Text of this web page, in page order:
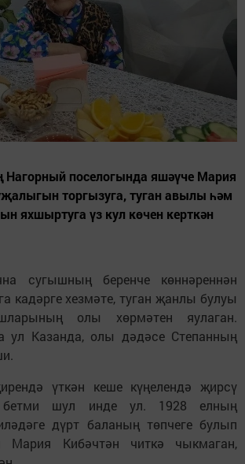
Нагорный поселогында яшәүче Мария
торгызуга, туган авылы һәм
яхшыртуга үз кул көчен керткән
сугышның беренче көннәреннән
кадәрге хезмәте, туган җанлы булуы
олы хөрмәтен яулаган.
ул Казанда, олы дәдәсе Степанның
үткән кеше күңелендә җирсү
бетми шул инде ул. 1928 елның
дүрт баланың төпчеге булып
Мария Кибәчтән читкә чыкмаган,